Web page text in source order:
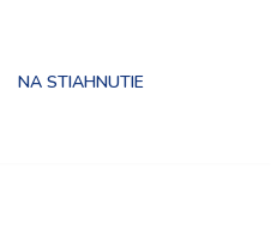
NA STIAHNUTIE